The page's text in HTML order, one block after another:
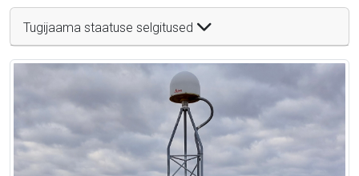
Tugijaama staatuse selgitused